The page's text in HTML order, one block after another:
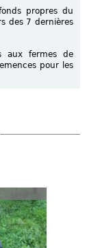
propres du
des 7 dernières
aux fermes de
pour les